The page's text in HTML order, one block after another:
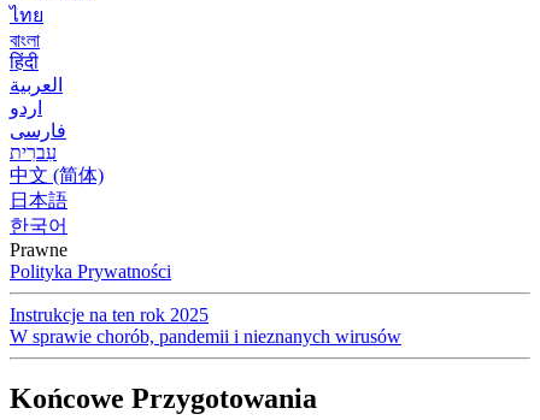
ไทย
বাংলা
हिंदी
العربية
اردو
فارسی
עִברִית
中文 (简体)
日本語
한국어
Prawne
Polityka Prywatności
Instrukcje na ten rok 2025
W sprawie chorób, pandemii i nieznanych wirusów
Końcowe Przygotowania